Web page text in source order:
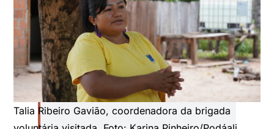
Talia Ribeiro Gavião, coordenadora da brigada